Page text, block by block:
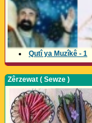
Qutî ya Muzîkê - 1
Zêrzewat ( Sewze )